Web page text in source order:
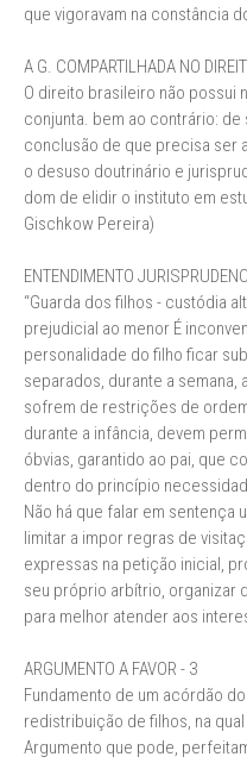
que vigoravam na constância
A G. COMPARTILHADA NO
O direito brasileiro não possui
conjunta. bem ao contrário:
conclusão de que precisa ser
o desuso doutrinário e
dom de elidir o instituto em
Gischkow Pereira)
ENTENDIMENTO
“Guarda dos filhos - custódia
prejudicial ao menor É
personalidade do filho ficar
separados, durante a semana,
sofrem de restrições de
durante a infância, devem
óbvias, garantido ao pai, que
dentro do princípio
Não há que falar em sentença
limitar a impor regras de
expressas na petição inicial,
seu próprio arbítrio, organizar
para melhor atender aos
ARGUMENTO A FAVOR - 3
Fundamento de um acórdão
redistribuição de filhos, na
Argumento que pode,